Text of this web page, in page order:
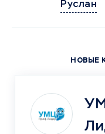
Руслан
НОВЫЕ